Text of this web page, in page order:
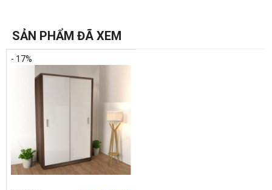
https://noithatvanphonggiare.com/cac-mau-tu-dung-quan-ao-
gia-dinh-gia-re/c207.html
SẢN PHẨM ĐÃ XEM
- 17%